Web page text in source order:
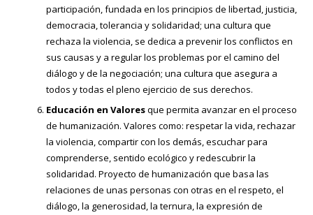
participación, fundada en los principios de libertad, justicia,
democracia, tolerancia y solidaridad; una cultura que
rechaza la violencia, se dedica a prevenir los conflictos en
sus causas y a regular los problemas por el camino del
diálogo y de la negociación; una cultura que asegura a
todos y todas el pleno ejercicio de sus derechos.
Educación en Valoresque permita avanzar en el proceso
de humanización. Valores como: respetar la vida, rechazar
la violencia, compartir con los demás, escuchar para
comprenderse, sentido ecológico y redescubrir la
solidaridad. Proyecto de humanización que basa las
relaciones de unas personas con otras en el respeto, el
diálogo, la generosidad, la ternura, la expresión de